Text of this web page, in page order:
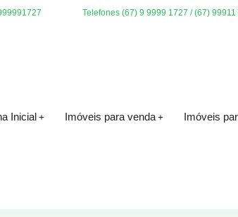
Telefones (67) 9 9999 1727 / (67)
Inicial Imóveis para venda Imóveis